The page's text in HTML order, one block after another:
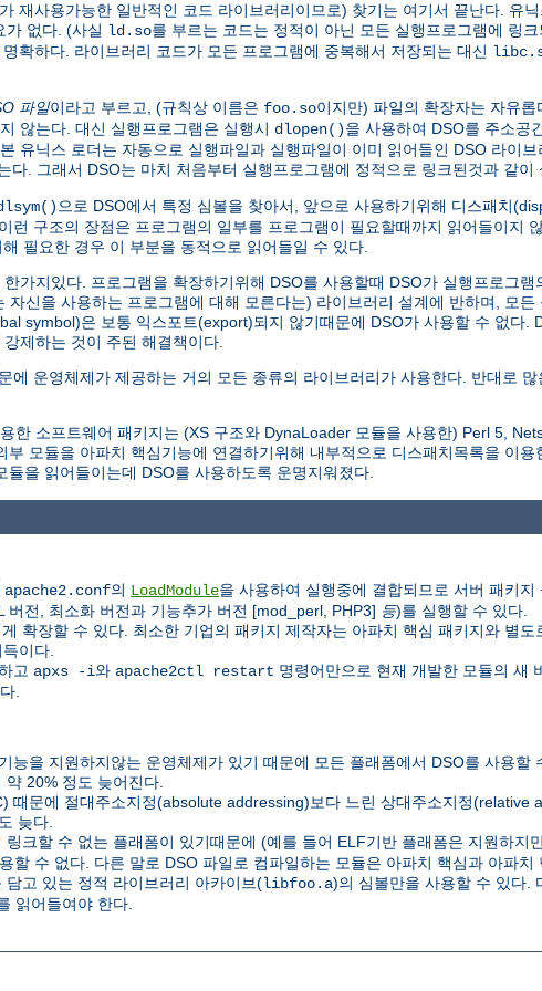
재사용가능한 일반적인 코드 라이브러리이므로) 찾기는 여기서 끝난다. 유
가 없다. (사실 ld.so를 부르는 코드는 정적이 아닌 모든 실행프로그램에 링
확하다. 라이브러리 코드가 모든 프로그램에 중복해서 저장되는 대신
파일이라고 부르고, (규칙상 이름은 foo.so이지만) 파일의 확장자는 자유
않는다. 대신 실행프로그램은 실행시 dlopen()을 사용하여 DSO를 주소공
유닉스 로더는 자동으로 실행파일과 실행파일이 이미 읽어들인 DSO 라이
다. 그래서 DSO는 마치 처음부터 실행프로그램에 정적으로 링크된것과 같이
으로 DSO에서 특정 심볼을 찾아서, 앞으로 사용하기위해 디스패치
런 구조의 장점은 프로그램의 일부를 프로그램이 필요할때까지 읽어들이지
필요한 경우 이 부분을 동적으로 읽어들일 수 있다.
가지있다. 프로그램을 확장하기위해 DSO를 사용할때 DSO가 실행프로그
신을 사용하는 프로그램에 대해 모른다는) 라이브러리 설계에 반하며, 모
symbol)은 보통 익스포트(export)되지 않기때문에 DSO가 사용할 수 없다.
제하는 것이 주된 해결책이다.
에 운영체제가 제공하는 거의 모든 종류의 라이브러리가 사용한다. 반대로
한 소프트웨어 패키지는 (XS 구조와 DynaLoader 모듈을 사용한) Perl 5,
모듈을 아파치 핵심기능에 연결하기위해 내부적으로 디스패치목록을 이용
을 읽어들이는데 DSO를 사용하도록 운명지워졌다.
apache2.conf의 LoadModule을 사용하여 실행중에 결합되므로 서버 패키
전, 최소화 버전과 기능추가 버전 [mod_perl, PHP3] 등)를 실행할 수 있다.
확장할 수 있다. 최소한 기업의 패키지 제작자는 아파치 핵심 패키지와 별도
이다.
고 apxs -i와 apache2ctl restart 명령어만으로 현재 개발한 모듈의 새
.
능을 지원하지않는 운영체제가 있기 때문에 모든 플래폼에서 DSO를 사용할
20% 정도 늦어진다.
때문에 절대주소지정(absolute addressing)보다 느린 상대주소지정(relative
늦다.
링크할 수 없는 플래폼이 있기때문에 (예를 들어 ELF기반 플래폼은 지원하지
할 수 없다. 다른 말로 DSO 파일로 컴파일하는 모듈은 아파치 핵심과 아파치
고 있는 정적 라이브러리 아카이브(libfoo.a)의 심볼만을 사용할 수 있다.
읽어들여야 한다.